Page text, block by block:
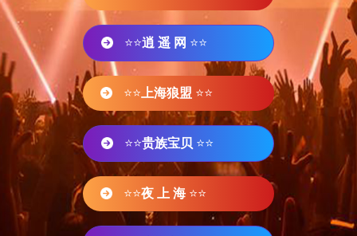
⭐⭐逍 遥 网 ⭐⭐
⭐⭐ 上海狼盟 ⭐⭐
⭐⭐贵族宝贝 ⭐⭐
⭐⭐夜 上 海 ⭐⭐